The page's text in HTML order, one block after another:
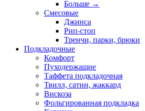
Больше →
Смесовые
Джинса
Рип-стоп
Тренчи, парки, брюки
Подкладочные
Комфорт
Пуходержащие
Таффета подкладочная
Твилл, сатин, жаккард
Вискоза
Фольгированная подкладка